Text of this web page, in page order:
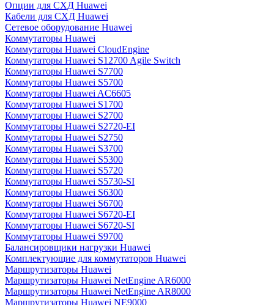
Опции для СХД Huawei
Кабели для СХД Huawei
Сетевое оборудование Huawei
Коммутаторы Huawei
Коммутаторы Huawei CloudEngine
Коммутаторы Huawei S12700 Agile Switch
Коммутаторы Huawei S7700
Коммутаторы Huawei S5700
Коммутаторы Huawei AC6605
Коммутаторы Huawei S1700
Коммутаторы Huawei S2700
Коммутаторы Huawei S2720-EI
Коммутаторы Huawei S2750
Коммутаторы Huawei S3700
Коммутаторы Huawei S5300
Коммутаторы Huawei S5720
Коммутаторы Huawei S5730-SI
Коммутаторы Huawei S6300
Коммутаторы Huawei S6700
Коммутаторы Huawei S6720-EI
Коммутаторы Huawei S6720-SI
Коммутаторы Huawei S9700
Балансировщики нагрузки Huawei
Комплектующие для коммутаторов Huawei
Маршрутизаторы Huawei
Маршрутизаторы Huawei NetEngine AR6000
Маршрутизаторы Huawei NetEngine AR8000
Маршрутизаторы Huawei NE9000